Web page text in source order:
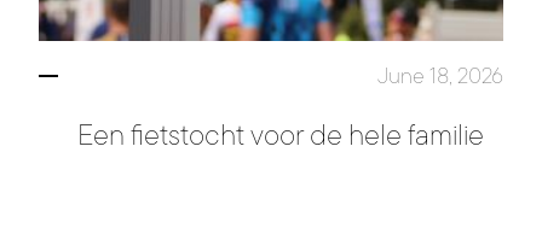
June 18, 2026
Een fietstocht voor de hele familie